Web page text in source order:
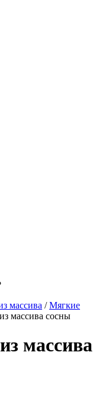
массива / Мягкие
массива сосны
массива